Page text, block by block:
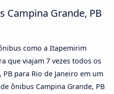
Grande, PB
como a Itapemirim
que viajam 7 vezes todos os
para Rio de Janeiro em um
ônibus Campina Grande, PB